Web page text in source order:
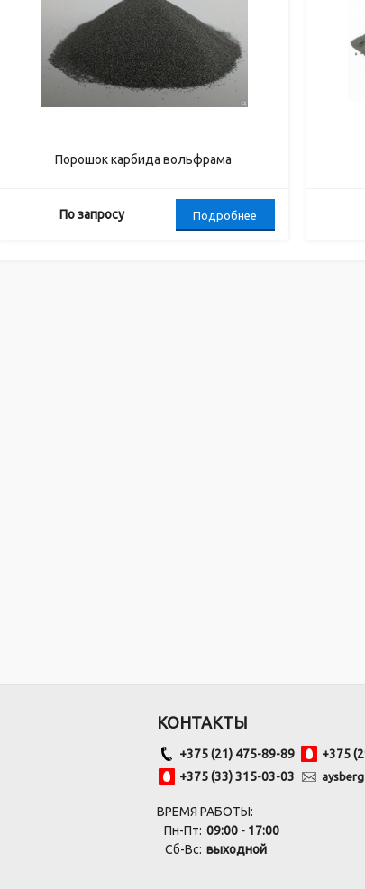
Порошок карбида вольфрама
По запросу Подробнее
КОНТАКТЫ
+375 (21) 475-89-89
+375
+375 (33) 315-03-03
ВРЕМЯ РАБОТЫ:
Пн-Пт: 09:00 - 17:00
Сб-Вс: выходной